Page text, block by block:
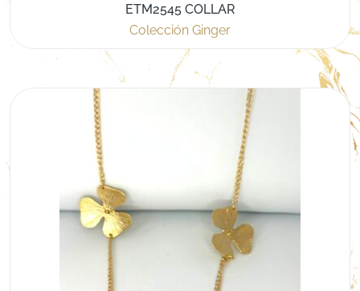
ETM2545 COLLAR
Colección Ginger